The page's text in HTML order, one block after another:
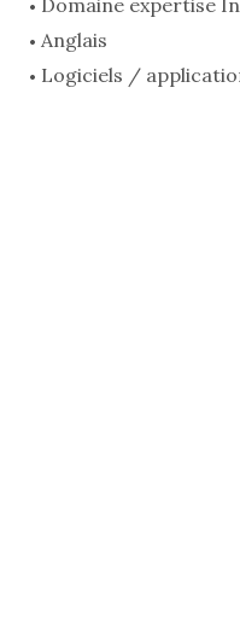
Domaine expertise
Anglais
Logiciels /